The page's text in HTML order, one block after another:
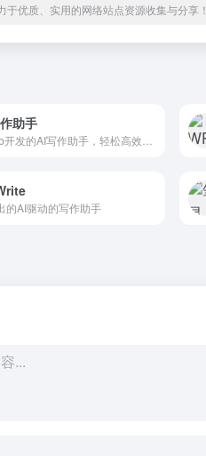
于优质、实用的网络站点资源收集与分享！
助手
的AI驱动的写作助手